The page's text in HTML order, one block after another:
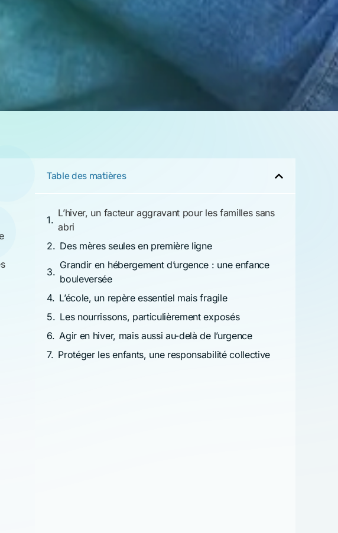
bouleversée
L’école, un repère essentiel mais fragile
Agir en hiver, mais aussi au-delà de l’urgence